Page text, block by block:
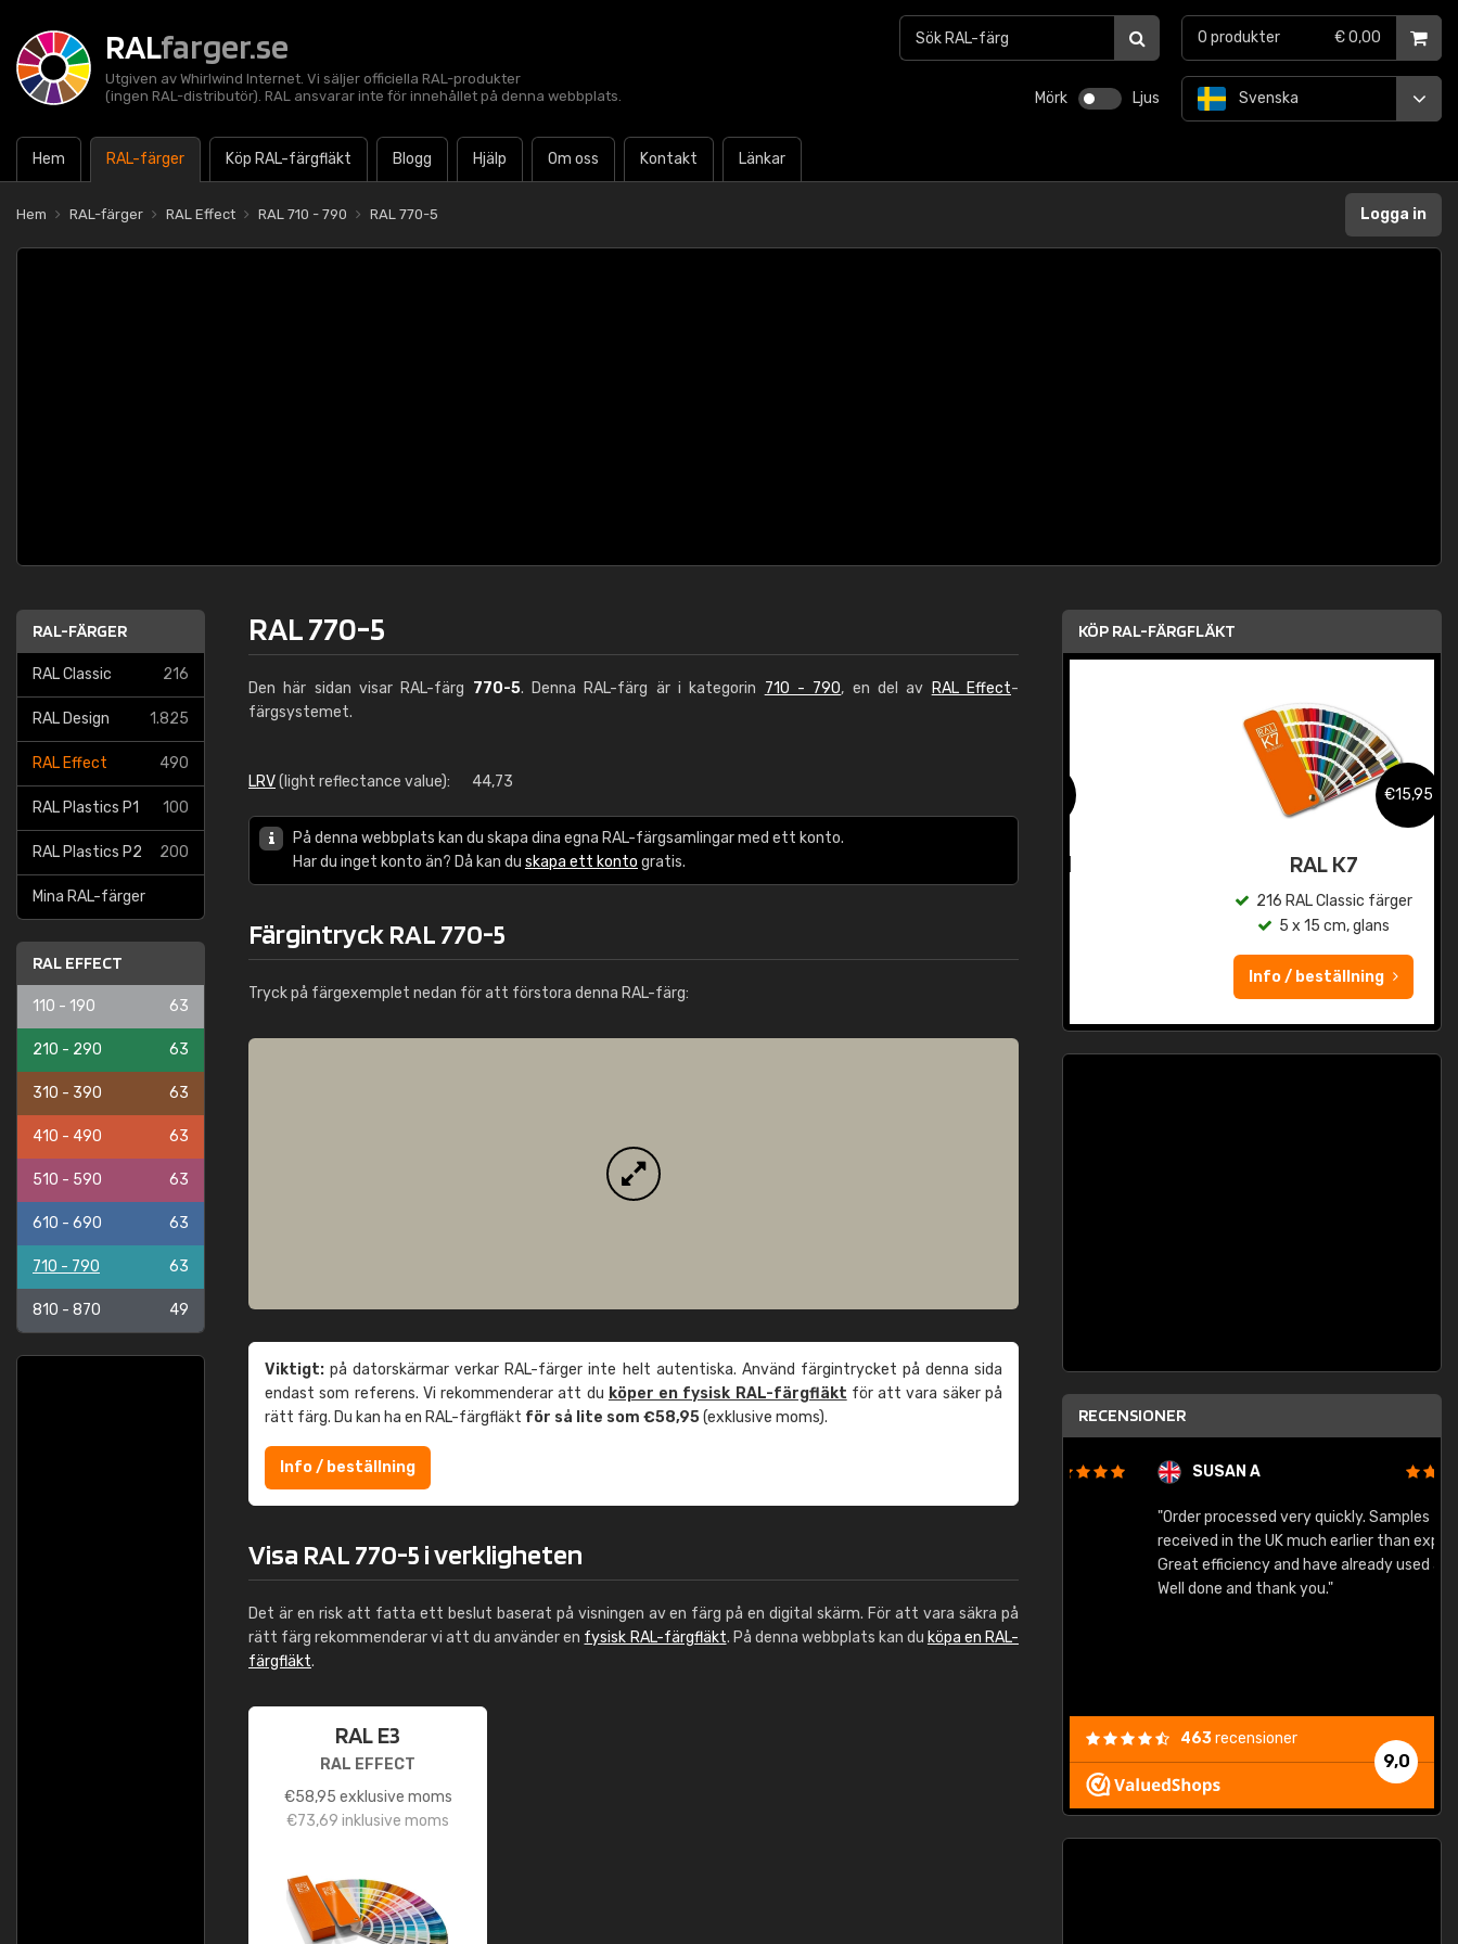
RALfarger.se
Utgiven av Whirlwind Internet. Vi säljer officiella RAL-produkter
(ingen RAL-distributör). RAL ansvarar inte för innehållet på denna webbplats.
Mörk Ljus
Hem RAL-färger Köp RAL-färgfläkt Blogg Hjälp Om oss Kontakt Länkar
Svenska
0 produkter € 0,00
Hem RAL-färger RAL Effect RAL 710 - 790 RAL 770-5 Logga in
RAL-FÄRGER
RAL Classic 216
RAL Design 1.825
RAL Effect 490
RAL Plastics P1 100
RAL Plastics P2 200
Mina RAL-färger
RAL EFFECT
110 - 190 63
210 - 290 63
310 - 390 63
410 - 490 63
510 - 590 63
610 - 690 63
710 - 790 63
810 - 870 49
RAL 770-5
Den här sidan visar RAL-färg 770-5. Denna RAL-färg är i kategorin 710 - 790, en del av RAL Effect-
färgsystemet.
LRV(light reflectance value): 44,73
På denna webbplats kan du skapa dina egna RAL-färgsamlingar med ett konto.
Har du inget konto än? Då kan du skapa ett konto gratis.
Färgintryck RAL 770-5
Tryck på färgexemplet nedan för att förstora denna RAL-färg:
Viktigt: på datorskärmar verkar RAL-färger inte helt autentiska. Använd färgintrycket på denna sida
endast som referens. Vi rekommenderar att du köper en fysisk RAL-färgfläkt för att vara säker på
rätt färg. Du kan ha en RAL-färgfläkt för så lite som €58,95(exklusive moms).
Info / beställning
Visa RAL 770-5 i verkligheten
Det är en risk att fatta ett beslut baserat på visningen av en färg på en digital skärm. För att vara säkra på
rätt färg rekommenderar vi att du använder en fysisk RAL-färgfläkt. På denna webbplats kan du köpa en RAL-
färgfläkt.
RAL E3
RAL EFFECT
€58,95 exklusive moms
€73,69 inklusive moms
KÖP RAL-FÄRGFLÄKT
€15,95
216 RAL Classic färger
5 x 15 cm, glans
Info / beställning
RECENSIONER
SUSAN A
"Order processed very quickly. Samples
received in the UK much earlier than expected.
Great efficiency and have already used again.
Well done and thank you."
9,0
463recensioner